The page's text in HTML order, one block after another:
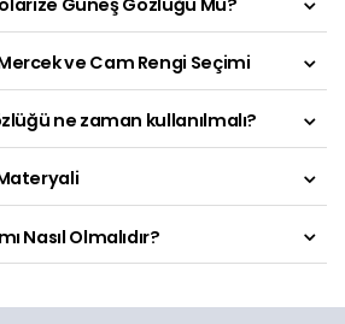
Güneş Gözlüğü Mü?
ve Cam Rengi Seçimi
ne zaman kullanılmalı?
Nasıl Olmalıdır?